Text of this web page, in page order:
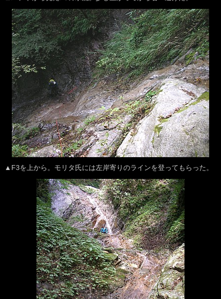
▲F3を上から。モリタ氏には左岸寄りのラインを登ってもらった。